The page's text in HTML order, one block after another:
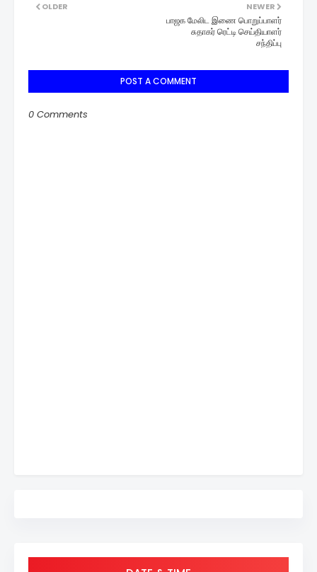
NEWER
பாஜக மேலிட இணை பொறுப்பாளர்
சுதாகர் ரெட்டி செய்தியாளர்
சந்திப்பு
OLDER
POST A COMMENT
0 Comments